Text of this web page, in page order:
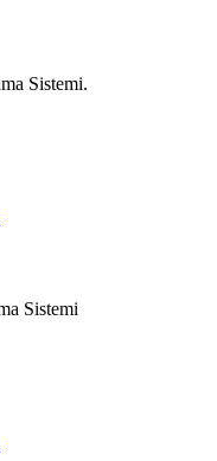
Sistemi.
Sistemi